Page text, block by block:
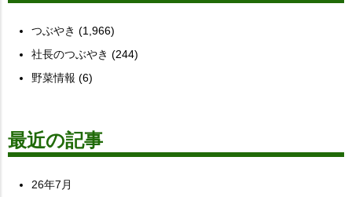
つぶやき (1,966)
社長のつぶやき (244)
野菜情報 (6)
最近の記事
26年7月